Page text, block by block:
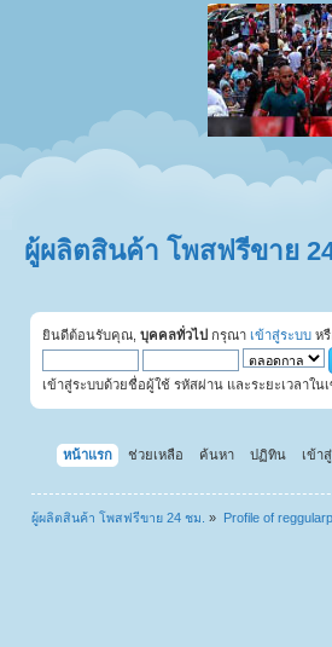
ผู้ผลิตสินค้า โพสฟรีขาย
ยินดีต้อนรับคุณ, บุคคลทั่วไป กรุณา เข้าสู่ระบบ ห
เข้าสู่ระบบด้วยชื่อผู้ใช้ รหัสผ่าน และระยะเวลาใน
หน้าแรก ช่วยเหลือ ค้นหา ปฏิทิน เข้า
ผู้ผลิตสินค้า โพสฟรีขาย 24 ชม. » Profile of